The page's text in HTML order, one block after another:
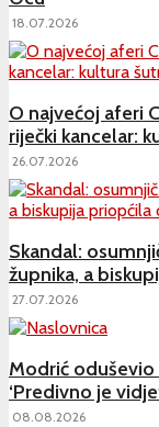
18.07.2026
O najvećoj aferi
riječki kancelar:
26.07.2026
Skandal:
župnika, a
27.07.2026
Modrić oduševio
‘Predivno je
08.08.2026